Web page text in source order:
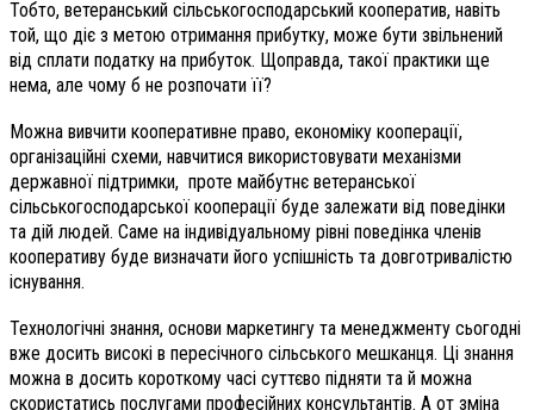
Тобто, ветеранський сільськогосподарський кооператив, навіть
той, що діє з метою отримання прибутку, може бути звільнений
від сплати податку на прибуток. Щоправда, такої практики ще
нема, але чому б не розпочати її?
Можна вивчити кооперативне право, економіку кооперації,
організаційні схеми, навчитися використовувати механізми
державної підтримки, проте майбутнє ветеранської
сільськогосподарської кооперації буде залежати від поведінки
та дій людей. Саме на індивідуальному рівні поведінка членів
кооперативу буде визначати його успішність та довготривалістю
існування.
Технологічні знання, основи маркетингу та менеджменту сьогодні
вже досить високі в пересічного сільського мешканця. Ці знання
можна в досить короткому часі суттєво підняти та й можна
скористатись послугами професійних консультантів. А от зміна